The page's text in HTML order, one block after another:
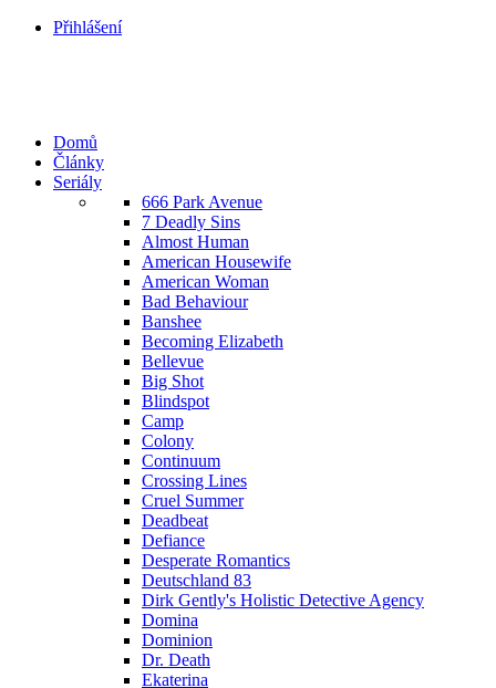
Přihlášení
Domů
Články
Seriály
666 Park Avenue
7 Deadly Sins
Almost Human
American Housewife
American Woman
Bad Behaviour
Banshee
Becoming Elizabeth
Bellevue
Big Shot
Blindspot
Camp
Colony
Continuum
Crossing Lines
Cruel Summer
Deadbeat
Defiance
Desperate Romantics
Deutschland 83
Dirk Gently's Holistic Detective Agency
Domina
Dominion
Dr. Death
Ekaterina